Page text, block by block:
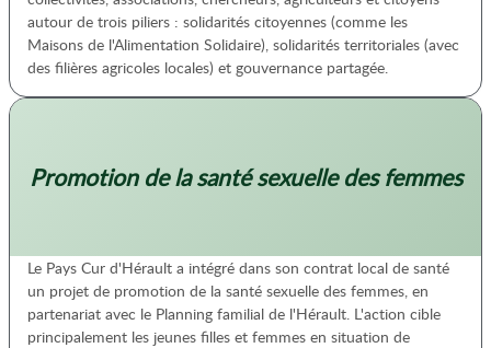
autour de trois piliers : solidarités citoyennes (comme les
Maisons de l'Alimentation Solidaire), solidarités territoriales (avec
des filières agricoles locales) et gouvernance partagée.
Promotion de la santé sexuelle des femmes
Le Pays Cur d'Hérault a intégré dans son contrat local de santé
un projet de promotion de la santé sexuelle des femmes, en
partenariat avec le Planning familial de l'Hérault. L'action cible
principalement les jeunes filles et femmes en situation de